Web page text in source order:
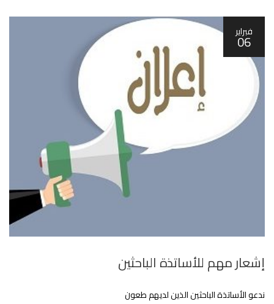
فبراير
06
إشعار مهم للأساتذة الباحثين
ندعو اﻷساتذة الباحثين الذين لديهم طعون